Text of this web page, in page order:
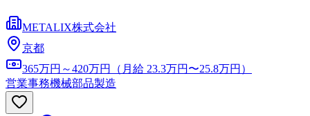
METALIX株式会社
京都
365万円～420万円（月給 23.3万円〜25.8万円）
営業事務機械部品製造